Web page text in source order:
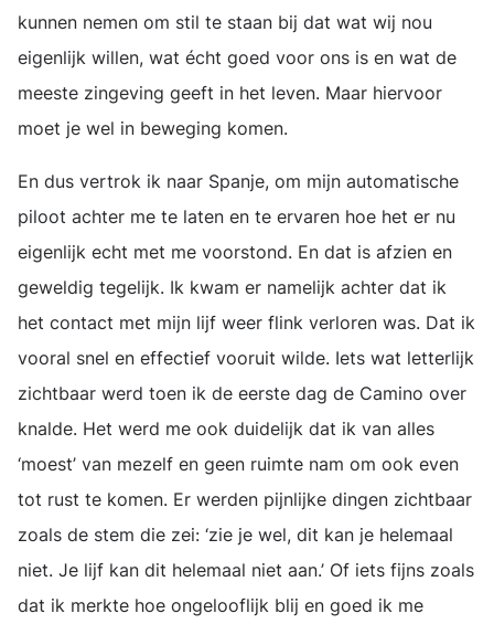
kunnen nemen om stil te staan bij dat wat wij nou
eigenlijk willen, wat écht goed voor ons is en wat de
meeste zingeving geeft in het leven. Maar hiervoor
moet je wel in beweging komen.
En dus vertrok ik naar Spanje, om mijn automatische
piloot achter me te laten en te ervaren hoe het er nu
eigenlijk echt met me voorstond. En dat is afzien en
geweldig tegelijk. Ik kwam er namelijk achter dat ik
het contact met mijn lijf weer flink verloren was. Dat ik
vooral snel en effectief vooruit wilde. Iets wat letterlijk
zichtbaar werd toen ik de eerste dag de Camino over
knalde. Het werd me ook duidelijk dat ik van alles
‘moest’ van mezelf en geen ruimte nam om ook even
tot rust te komen. Er werden pijnlijke dingen zichtbaar
zoals de stem die zei: ‘zie je wel, dit kan je helemaal
niet. Je lijf kan dit helemaal niet aan.’ Of iets fijns zoals
dat ik merkte hoe ongelooflijk blij en goed ik me